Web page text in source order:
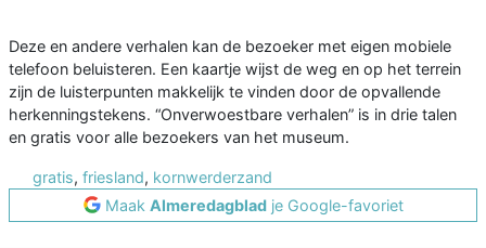
Deze en andere verhalen kan de bezoeker met eigen mobiele
telefoon beluisteren. Een kaartje wijst de weg en op het terrein
zijn de luisterpunten makkelijk te vinden door de opvallende
herkenningstekens. “Onverwoestbare verhalen” is in drie talen
en gratis voor alle bezoekers van het museum.
gratis, friesland, kornwerderzand
Maak Almeredagbladje Google-favoriet